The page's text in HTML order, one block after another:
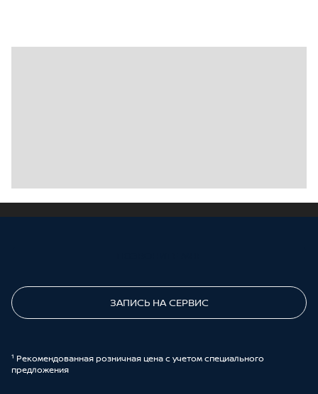
ЗАПИСЬ НА СЕРВИС
¹ Рекомендованная розничная цена с учетом специального
предложения